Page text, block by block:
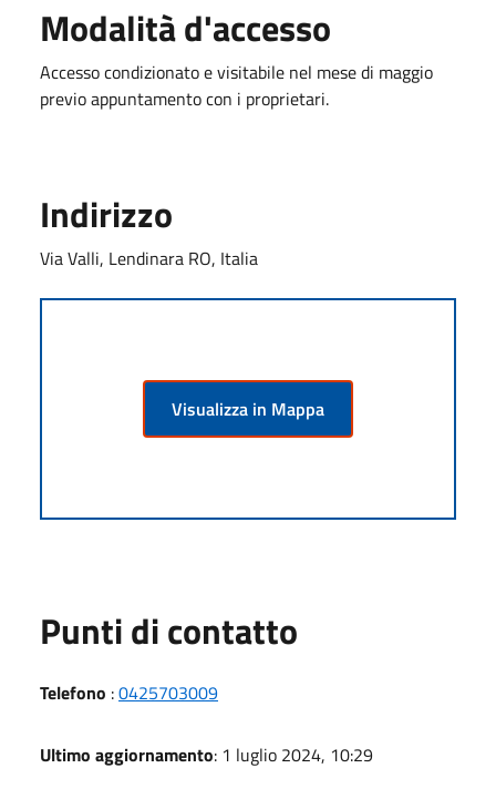
Modalità d'accesso
Accesso condizionato e visitabile nel mese di maggio
previo appuntamento con i proprietari.
Indirizzo
Via Valli, Lendinara RO, Italia
Visualizza in Mappa
Punti di contatto
Telefono :0425703009
Ultimo aggiornamento: 1 luglio 2024, 10:29